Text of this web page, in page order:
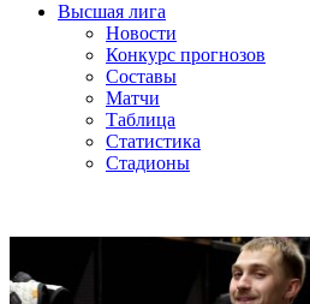
Высшая лига
Новости
Конкурс прогнозов
Составы
Матчи
Таблица
Статистика
Стадионы